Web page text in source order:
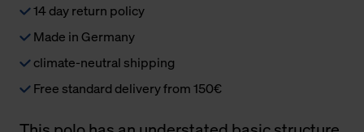
14 day return policy
Made in Germany
climate-neutral shipping
Free standard delivery from 150€